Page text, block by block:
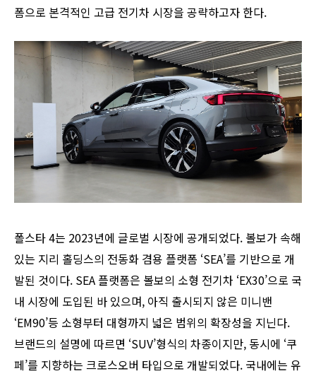
폼으로 본격적인 고급 전기차 시장을 공략하고자 한다.
폴스타 4는 2023년에 글로벌 시장에 공개되었다. 볼보가 속해
있는 지리 홀딩스의 전동화 겸용 플랫폼 ‘SEA’를 기반으로 개
발된 것이다. SEA 플랫폼은 볼보의 소형 전기차 ‘EX30’으로 국
내 시장에 도입된 바 있으며, 아직 출시되지 않은 미니밴
‘EM90’등 소형부터 대형까지 넓은 범위의 확장성을 지닌다.
브랜드의 설명에 따르면 ‘SUV’형식의 차종이지만, 동시에 ‘쿠
페’를 지향하는 크로스오버 타입으로 개발되었다. 국내에는 유